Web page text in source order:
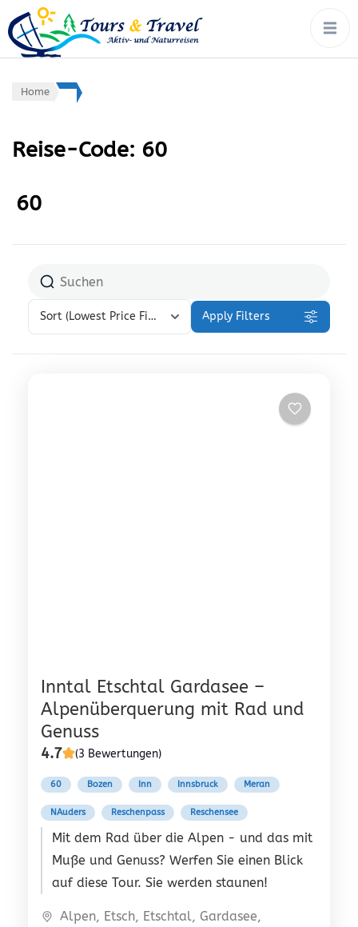
aktiv- &
Rad, Wandern, Wasser,
Gepäcktransport
Home
Reise-Code: 60
60
Sort (Lowest Price First) Apply Filters
Inntal Etschtal Gardasee –
Alpenüberquerung mit Rad und
Genuss
4.7 (3 Bewertungen)
60 Bozen Inn Innsbruck Meran
NAuders Reschenpass Reschensee
Mit dem Rad über die Alpen - und das mit
Muße und Genuss? Werfen Sie einen Blick
auf diese Tour. Sie werden staunen!
Alpen, Etsch, Etschtal, Gardasee,